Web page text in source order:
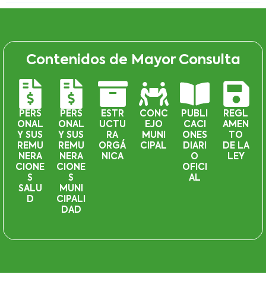
Contenidos de Mayor Consulta
PERS
ONAL
Y SUS
REMU
NERA
CIONE
S
SALU
D
PERS
ONAL
Y SUS
REMU
NERA
CIONE
S
MUNI
CIPALI
DAD
ESTR
UCTU
RA
ORGÁ
NICA
CONC
EJO
MUNI
CIPAL
PUBLI
CACI
ONES
DIARI
O
OFICI
AL
REGL
AMEN
TO
DE LA
LEY